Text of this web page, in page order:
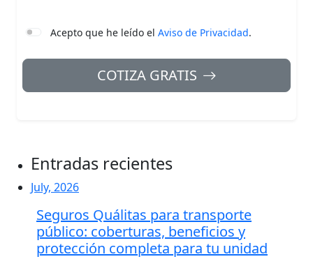
Acepto que he leído el Aviso de Privacidad.
COTIZA GRATIS
Entradas recientes
July, 2026
Seguros Quálitas para transporte
público: coberturas, beneficios y
protección completa para tu unidad